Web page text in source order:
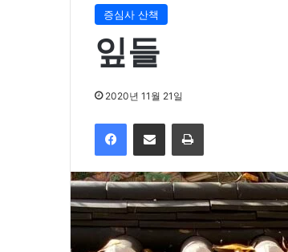
증심사 산책
잎들
2020년 11월 21일
FacebookShare via Email Print